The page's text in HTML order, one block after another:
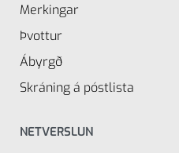
Merkingar
Þvottur
Ábyrgð
Skráning á póstlista
NETVERSLUN